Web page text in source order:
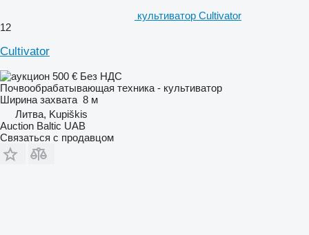
культиватор Cultivator
12
Cultivator
500 € Без НДС
Почвообрабатывающая техника - культиватор
Ширина захвата 8 м
Литва, Kupiškis
Auction Baltic UAB
Связаться с продавцом